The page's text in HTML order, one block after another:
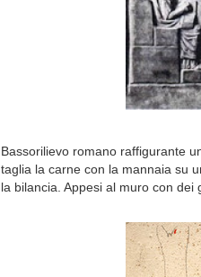
Bassorilievo romano raffigurante
taglia la carne con la mannaia su
la bilancia. Appesi al muro con dei